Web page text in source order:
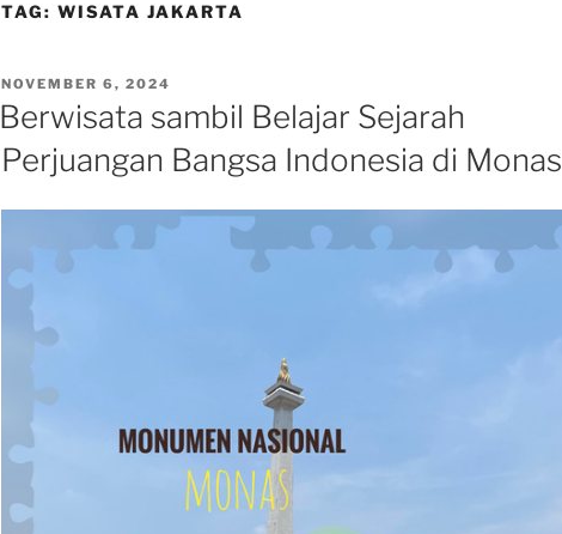
TAG: WISATA JAKARTA
POSTED
ON
NOVEMBER 6, 2024
Berwisata sambil Belajar Sejarah
Perjuangan Bangsa Indonesia di Monas